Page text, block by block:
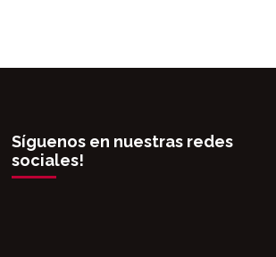
Síguenos en nuestras redes
sociales!